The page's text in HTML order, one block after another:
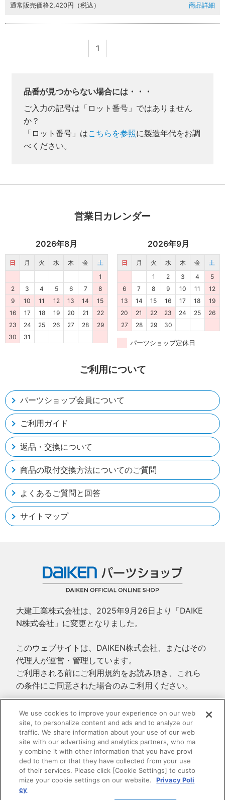
通常販売価格2,420円（税込） 商品詳細
1
品番が見つからない場合には・・・
ご入力の記号は「ロット番号」ではありません
か？
「ロット番号」はこちらを参照に製造年代をお調
べください。
業者様向け商品とは
取付方法説明書や埋木などの同梱品が付属してい
ない商品です。
ご利用について
パーツショップ会員について
ご利用ガイド
返品・交換について
商品の取付交換方法についてのご質問
よくあるご質問と回答
サイトマップ
営業日カレンダー
2026年8月
日 月 火 水 木 金
土
1
2
3 4 5 6 7
8
9
10 11 12 13 14
15
16
17 18 19 20 21
22
23
24 25 26 27 28
29
30
31
2026年9月
日 月 火 水 木 金
土
1
2 3 4
5
6
7 8 9 10 11
12
13
14 15 16 17 18
19
20
21 22 23 24 25
26
27
28 29 30
パーツショップ定休日
大建工業株式会社は、2025年9月26日より「DAIKE
N株式会社」に変更となりました。
このウェブサイトは、DAIKEN株式会社、またはその
代理人が運営・管理しています。
ご利用される前にご利用規約をお読み頂き、これら
の条件にご同意された場合のみご利用ください。
ご利用規約
プライバシーポリシー
特定商取引法に基づく表示
We use cookies to improve your experience on our web
site, to personalize content and ads and to analyze our
traffic. We share information about your use of our web
site with our advertising and analytics partners, who ma
y combine it with other information that you have provi
ded to them or that they have collected from your use
of their services. Please click [Cookie Settings] to custo
mize your cookie settings on our website.
Privacy Poli
cy